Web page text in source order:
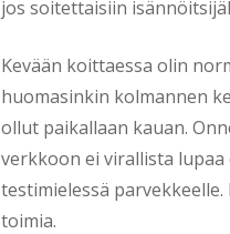
jos soitettaisiin
Kevään koittaessa olin
huomasinkin kolmannen
ollut paikallaan kauan.
verkkoon ei virallista lupaa
testimielessä
toimia.